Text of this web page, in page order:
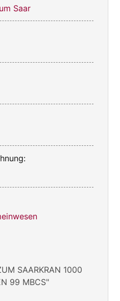
Saar
SAARKRAN 1000
99 MBCS"